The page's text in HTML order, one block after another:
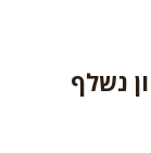
נשלף